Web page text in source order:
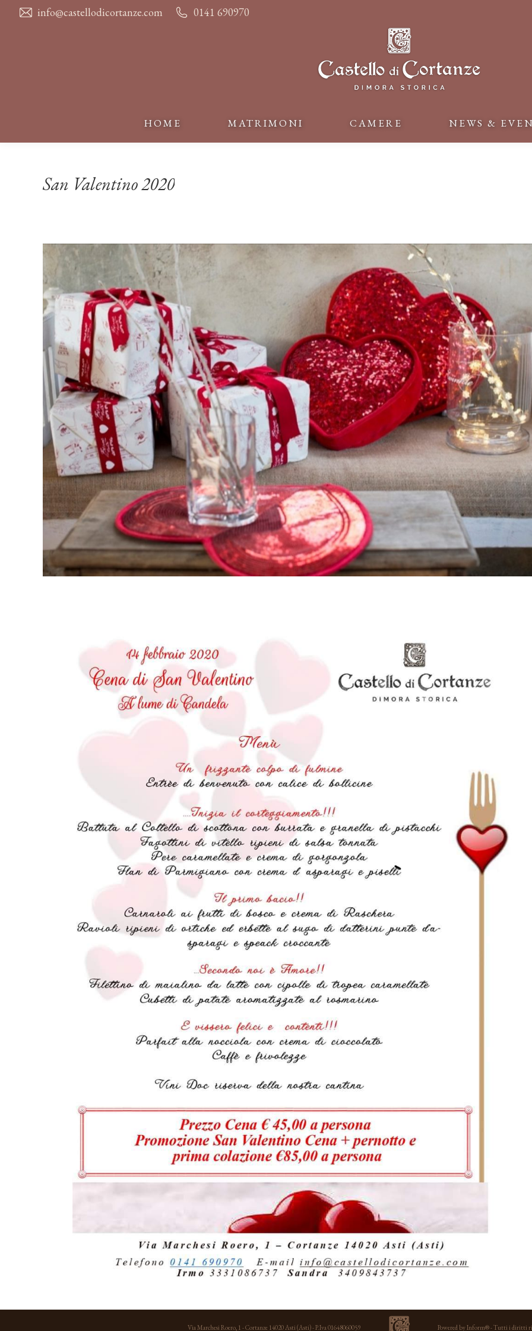
info@castellodicortanze.com 0141 690970
HOME MATRIMONI CAMERE NEWS &
San Valentino 2020
Via Marchesi Roero, 1 - Cortanze 14020 Asti (Asti) - P.Iva 01648060059 Powered byInform®- Tutti i
HOME MATRIMONI